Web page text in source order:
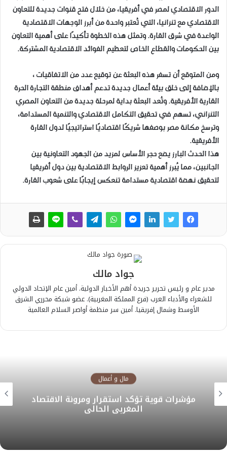
الدور الاقتصادي لمصر في أفريقيا، من خلال فتح قنوات جديدة للتعاون
الاقتصادي مع تنزانيا، التي تُعتبر واحدة من أبرز الوجهات الاقتصادية
الواعدة في شرق القارة. وتمثل هذه الخطوة تأكيدًا على أهمية التعاون
بين الحكومات والقطاع الخاص لتعظيم الفوائد الاقتصادية المشتركة.
ومن المتوقع أن تسفر هذه البعثة عن توقيع عدد من الاتفاقيات ،
بالإضافة إلى خلق بيئة أعمال جديدة تدعم أهداف منطقة التجارة الحرة
القارية الأفريقية. وتُعد البعثة بداية لمرحلة جديدة من التعاون المصري
التنزاني، تسهم في تحقيق التكامل الاقتصادي والتنمية المستدامة،
وترسخ مكانة مصر بوصفها شريكًا اقتصاديًا استراتيجيًا لدول القارة
الأفريقية.
هذا الحدث البارز يضع حجر الأساس لمزيد من الجهود التعاونية بين
الجانبين، مما يُبرز أهمية تعزيز الروابط الاقتصادية بين دول أفريقيا
لتحقيق نهضة اقتصادية مستدامة تنعكس إيجابًا على شعوب القارة.
جواد مالك
مدير عام و رئيس تحرير جريدة أهم الأخبار الدولية. أمين عام الإتحاد الدولي
للشعراء والأدباء العرب (فرع المملكة المغربية). عضو شبكة محرري الشرق
الأوسط وشمال إفريقيا. أمين سر منظمة أواصر السلام العالمية
مال و أعمال
مؤشرات قوية تؤكد استقرار ومرونة الاقتصاد
المغربي الحالي